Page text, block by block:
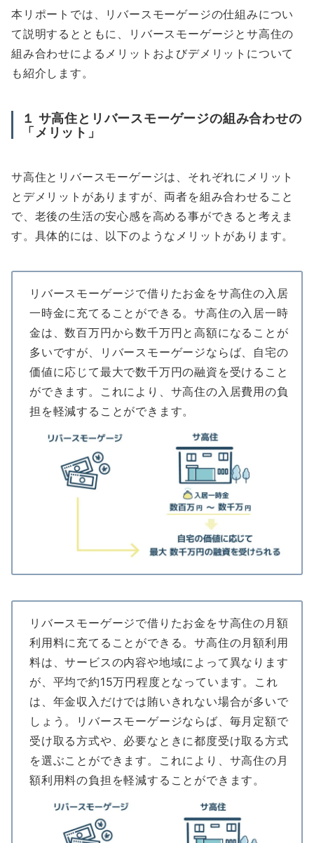
本リポートでは、リバースモーゲージの仕組みについ
て説明するとともに、リバースモーゲージとサ高住の
組み合わせによるメリットおよびデメリットについて
も紹介します。
１ サ高住とリバースモーゲージの組み合わせの
「メリット」
サ高住とリバースモーゲージは、それぞれにメリット
とデメリットがありますが、両者を組み合わせること
で、老後の生活の安心感を高める事ができると考えま
す。具体的には、以下のようなメリットがあります。
リバースモーゲージで借りたお金をサ高住の入居
一時金に充てることができる。サ高住の入居一時
金は、数百万円から数千万円と高額になることが
多いですが、リバースモーゲージならば、自宅の
価値に応じて最大で数千万円の融資を受けること
ができます。これにより、サ高住の入居費用の負
担を軽減することができます。
リバースモーゲージで借りたお金をサ高住の月額
利用料に充てることができる。サ高住の月額利用
料は、サービスの内容や地域によって異なります
が、平均で約15万円程度となっています。これ
は、年金収入だけでは賄いきれない場合が多いで
しょう。リバースモーゲージならば、毎月定額で
受け取る方式や、必要なときに都度受け取る方式
を選ぶことができます。これにより、サ高住の月
額利用料の負担を軽減することができます。